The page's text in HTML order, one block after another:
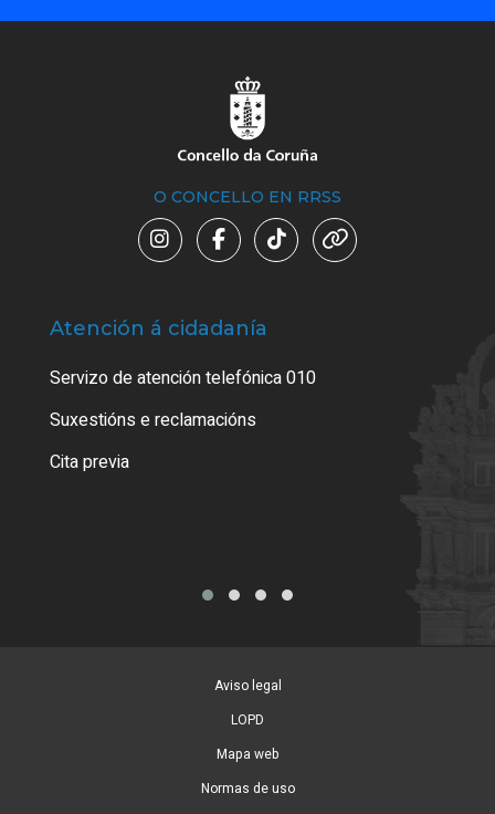
O CONCELLO EN RRSS
Atención á cidadanía
Servizo de atención telefónica 010
Suxestións e reclamacións
Cita previa
Aviso legal
LOPD
Mapa web
Normas de uso